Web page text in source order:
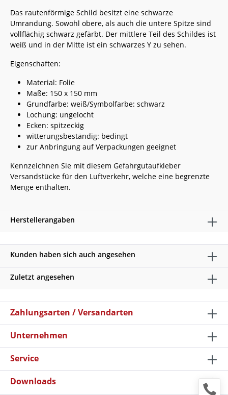
Das rautenförmige Schild besitzt eine schwarze
Umrandung. Sowohl obere, als auch die untere Spitze sind
vollflächig schwarz gefärbt. Der mittlere Teil des Schildes ist
weiß und in der Mitte ist ein schwarzes Y zu sehen.
Eigenschaften:
Material: Folie
Maße: 150 x 150 mm
Grundfarbe: weiß/Symbolfarbe: schwarz
Lochung: ungelocht
Ecken: spitzeckig
witterungsbeständig: bedingt
zur Anbringung auf Verpackungen geeignet
Kennzeichnen Sie mit diesem Gefahrgutaufkleber
Versandstücke für den Luftverkehr, welche eine begrenzte
Menge enthalten.
Herstellerangaben
Kunden haben sich auch angesehen
Zuletzt angesehen
Zahlungsarten / Versandarten
Unternehmen
Service
Downloads